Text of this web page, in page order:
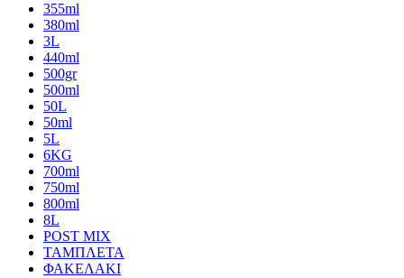
355ml
380ml
3L
440ml
500gr
500ml
50L
50ml
5L
6KG
700ml
750ml
800ml
8L
POST MIX
ΤΑΜΠΛΕΤΑ
ΦΑΚΕΛΑΚΙ